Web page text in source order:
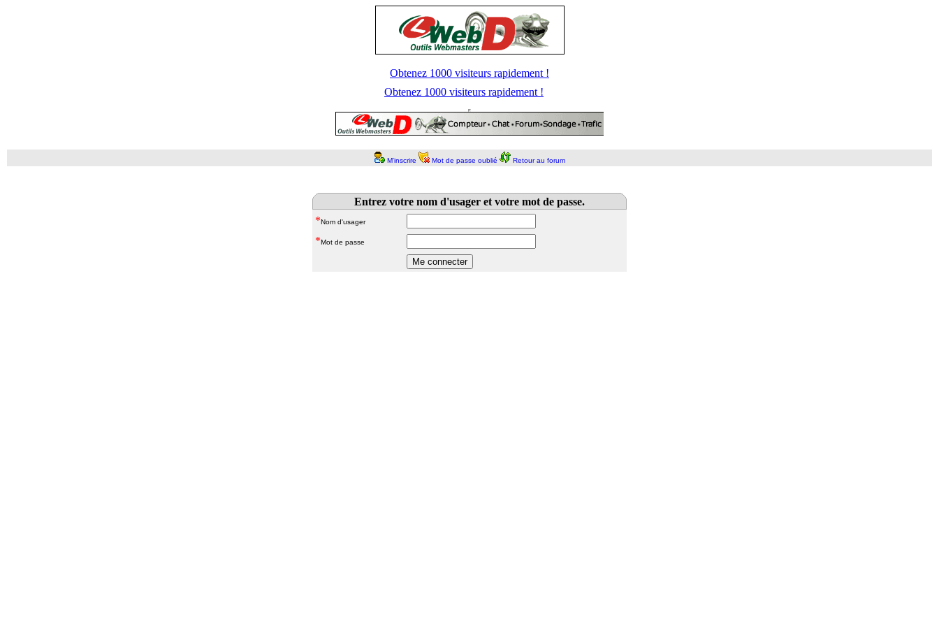
Obtenez 1000 visiteurs rapidement !
Obtenez 1000 visiteurs rapidement !
M'inscrire Mot de passe oublié Retour au forum
Entrez votre nom d'usager et votre mot de passe.
*Nom d'usager
*Mot de passe